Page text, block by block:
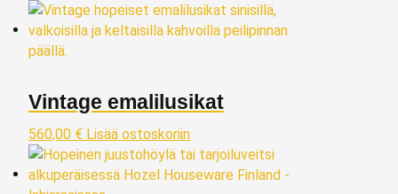
Vintage emalilusikat
560,00 € Lisää ostoskoriin